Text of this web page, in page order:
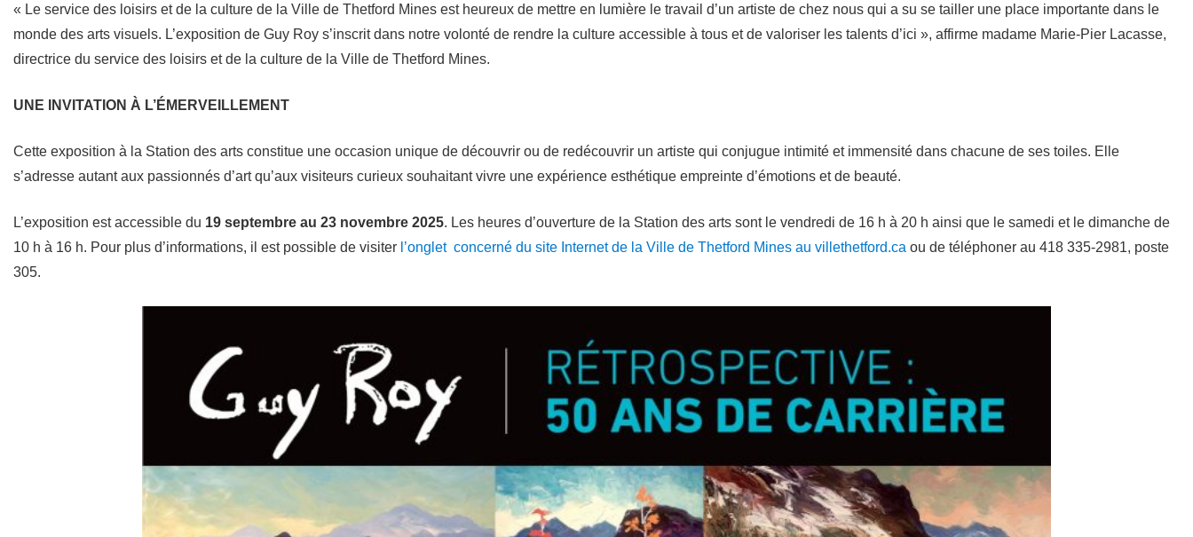
« Le service des loisirs et de la culture de la Ville de Thetford Mines est heureux de mettre en lumière le travail d’un artiste de chez nous qui a su se tailler une place importante dans le
monde des arts visuels. L’exposition de Guy Roy s’inscrit dans notre volonté de rendre la culture accessible à tous et de valoriser les talents d’ici », affirme madame Marie-Pier Lacasse,
directrice du service des loisirs et de la culture de la Ville de Thetford Mines.
UNE INVITATION À L’ÉMERVEILLEMENT
Cette exposition à la Station des arts constitue une occasion unique de découvrir ou de redécouvrir un artiste qui conjugue intimité et immensité dans chacune de ses toiles. Elle
s’adresse autant aux passionnés d’art qu’aux visiteurs curieux souhaitant vivre une expérience esthétique empreinte d’émotions et de beauté.
L’exposition est accessible du 19 septembre au 23 novembre 2025. Les heures d’ouverture de la Station des arts sont le vendredi de 16 h à 20 h ainsi que le samedi et le dimanche de
10 h à 16 h. Pour plus d’informations, il est possible de visiter l’onglet concerné du site Internet de la Ville de Thetford Mines au villethetford.ca ou de téléphoner au 418 335-2981, poste
305.